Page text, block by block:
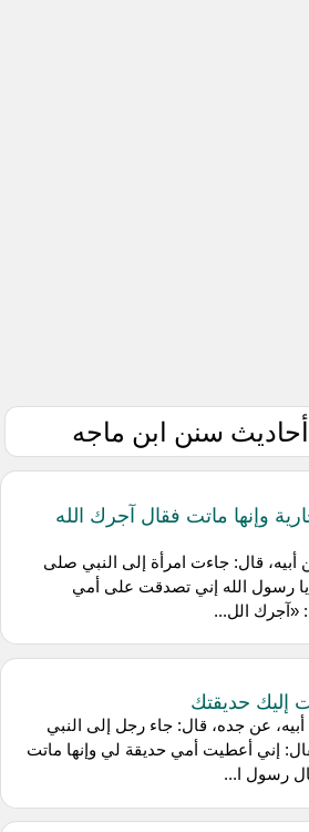
سنن ابن ماجه
وإنها ماتت فقال آجرك الله
أبيه، قال: جاءت امرأة إلى النبي صلى
يا رسول الله إني تصدقت على أمي
«آجرك الل...
حديقتك
عن جده، قال: جاء رجل إلى النبي
إني أعطيت أمي حديقة لي وإنها ماتت
رسول ا...